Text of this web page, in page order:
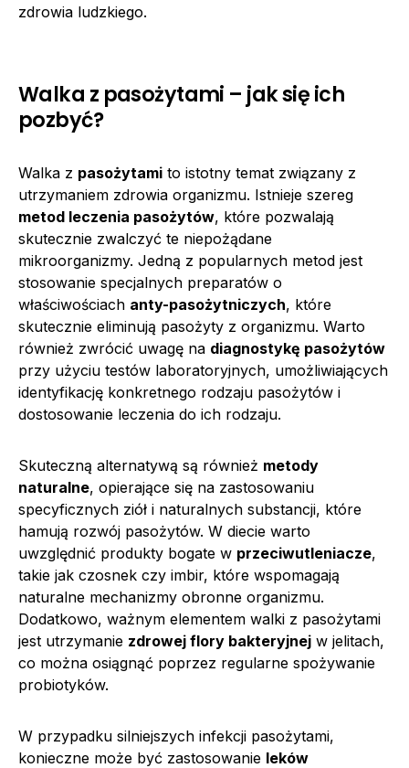
zdrowia ludzkiego.
Walka z pasożytami – jak się ich
pozbyć?
Walka z pasożytami to istotny temat związany z
utrzymaniem zdrowia organizmu. Istnieje szereg
metod leczenia pasożytów, które pozwalają
skutecznie zwalczyć te niepożądane
mikroorganizmy. Jedną z popularnych metod jest
stosowanie specjalnych preparatów o
właściwościach anty-pasożytniczych, które
skutecznie eliminują pasożyty z organizmu. Warto
również zwrócić uwagę na diagnostykę pasożytów
przy użyciu testów laboratoryjnych, umożliwiających
identyfikację konkretnego rodzaju pasożytów i
dostosowanie leczenia do ich rodzaju.
Skuteczną alternatywą są również metody
naturalne, opierające się na zastosowaniu
specyficznych ziół i naturalnych substancji, które
hamują rozwój pasożytów. W diecie warto
uwzględnić produkty bogate w przeciwutleniacze,
takie jak czosnek czy imbir, które wspomagają
naturalne mechanizmy obronne organizmu.
Dodatkowo, ważnym elementem walki z pasożytami
jest utrzymanie zdrowej flory bakteryjnej w jelitach,
co można osiągnąć poprzez regularne spożywanie
probiotyków.
W przypadku silniejszych infekcji pasożytami,
konieczne może być zastosowanie leków